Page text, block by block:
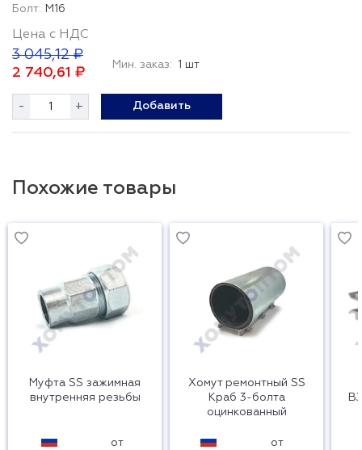
М16
Цена с НДС
3 045,12 ₽
2 740,61 ₽
Мин. заказ: 1 шт
- + Добавить
Похожие товары
Муфта SS зажимная
внутренняя резьбы
от
Хомут ремонтный SS
Краб 3-болта
оцинкованный
от